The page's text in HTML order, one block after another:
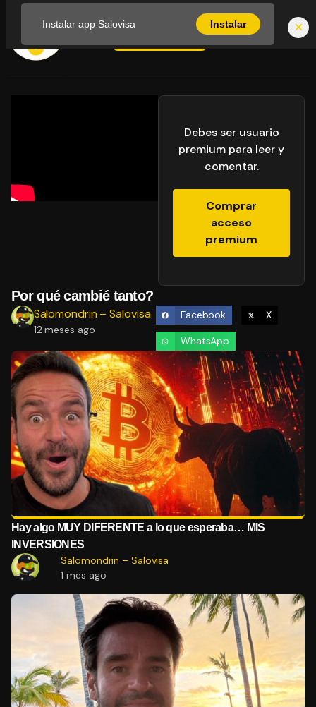
Debes ser usuario
premium para leer y
comentar.
Comprar
acceso
premium
Por qué cambié tanto?
Salomondrin – Salovisa
12 meses ago
Facebook X
WhatsApp
Hay algo MUY DIFERENTE a lo que esperaba… MIS
INVERSIONES
Salomondrin – Salovisa
1 mes ago
Instalar app Salovisa Instalar ×